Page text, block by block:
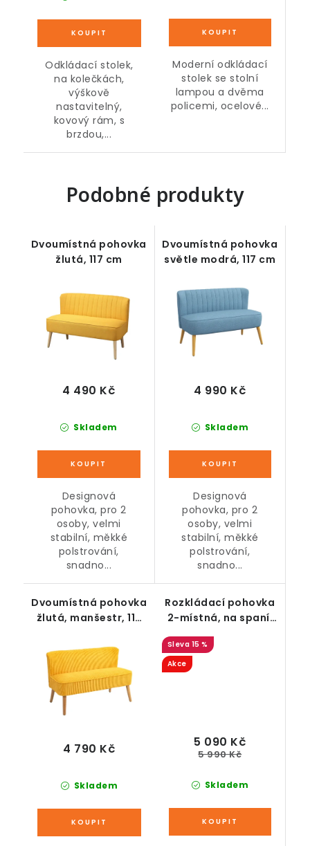
Odkládací stolek,
na kolečkách,
výškově
nastavitelný,
kovový rám, s
brzdou,...
Moderní odkládací
stolek se stolní
lampou a dvěma
policemi, ocelové...
Podobné produkty
Dvoumístná pohovka
žlutá, 117 cm
Skladem
4 490 Kč
Designová
pohovka, pro 2
osoby, velmi
stabilní, měkké
polstrování,
snadno...
Dvoumístná pohovka
světle modrá, 117 cm
Skladem
4 990 Kč
Designová
pohovka, pro 2
osoby, velmi
stabilní, měkké
polstrování,
snadno...
Dvoumístná pohovka
žlutá, manšestr, 117
Skladem
4 790 Kč
Rozkládací pohovka
2-místná, na spaní,
polštářů
15 %
Akce
Skladem
5 090 Kč
5 990 Kč